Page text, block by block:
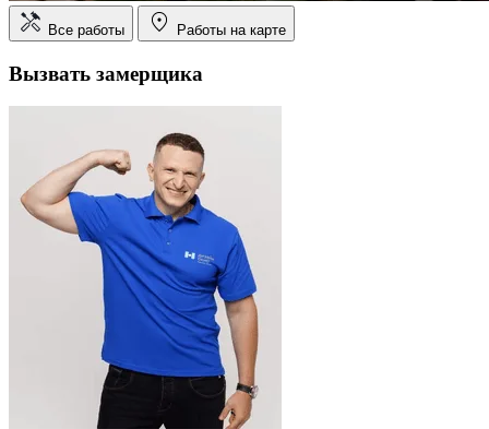
Все работы Работы на карте
Вызвать замерщика